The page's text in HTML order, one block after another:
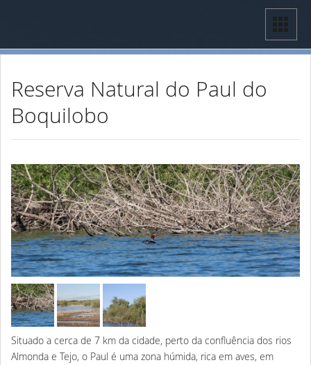
Reserva Natural do Paul do
Boquilobo
Situado a cerca de 7 km da cidade, perto da confluência dos rios
Almonda e Tejo, o Paul é uma zona húmida, rica em aves, em